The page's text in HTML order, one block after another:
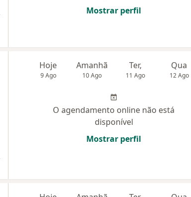
Mostrar perfil
Hoje
9 Ago
Amanhã
10 Ago
Ter,
11 Ago
Qua
12 Ago
O agendamento online não está
disponível
Mostrar perfil